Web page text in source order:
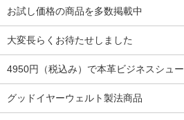
お試し価格の商品を多数掲載中
大変長らくお待たせしました
4950円（税込み）で本革ビジネスシュ
グッドイヤーウェルト製法商品